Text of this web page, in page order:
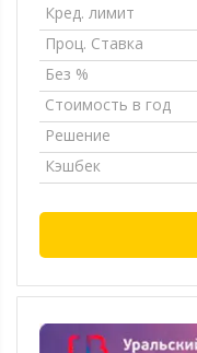
Кред. лимит
Проц. Ставка
Без %
Стоимость в год
Решение
Кэшбек